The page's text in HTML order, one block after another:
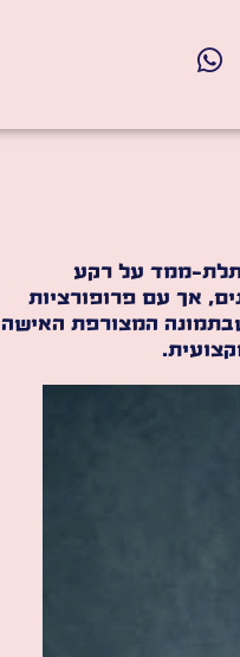
ממד על רקע
אך עם פרופורציות
שבתמונה המצורפת האישה